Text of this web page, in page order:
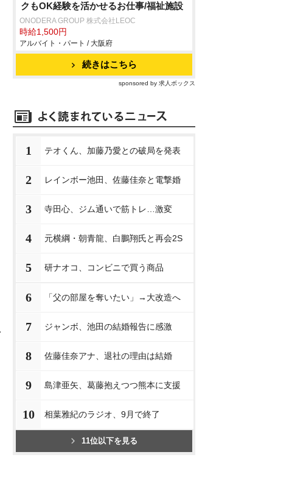
クもOK経験を活かせるお仕事/福祉施設
ONODERA GROUP 株式会社LEOC
時給1,500円
アルバイト・パート / 大阪府
続きはこちら
sponsored by 求人ボックス
1 テオくん、加藤乃愛との破局を発表
2 レインボー池田、佐藤佳奈と電撃婚
3 寺田心、ジム通いで筋トレ…激変
4 元横綱・朝青龍、白鵬翔氏と再会2S
5 研ナオコ、コンビニで買う商品
6 「父の部屋を奪いたい」→大改造へ
7 ジャンボ、池田の結婚報告に感激
8 佐藤佳奈アナ、退社の理由は結婚
9 島津亜矢、葛藤抱えつつ熊本に支援
10 相葉雅紀のラジオ、9月で終了
11位以下を見る